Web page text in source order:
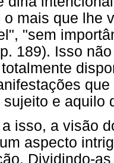
o mais que lhe
"sem
189). Isso
sujeito e aquilo
isso, a visão
aspecto
Dividindo-